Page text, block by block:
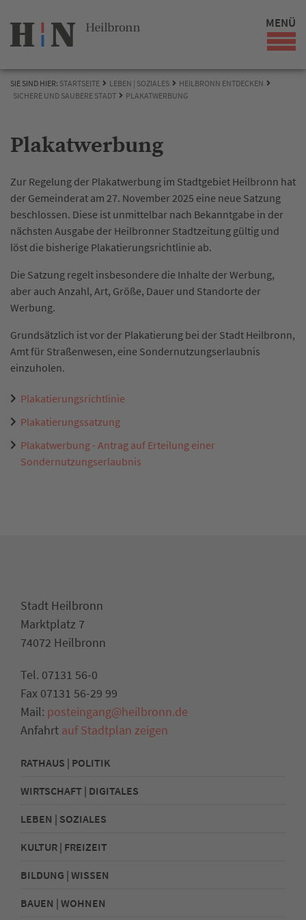
MENÜ
SIE SIND HIER: STARTSEITE LEBEN | SOZIALES
HEILBRONN ENTDECKEN
SICHERE UND SAUBERE STADT
PLAKATWERBUNG
Plakatwerbung
Zur Regelung der Plakatwerbung im Stadtgebiet Heilbronn hat
der Gemeinderat am 27. November 2025 eine neue Satzung
beschlossen. Diese ist unmittelbar nach Bekanntgabe in der
nächsten Ausgabe der Heilbronner Stadtzeitung gültig und
löst die bisherige Plakatierungsrichtlinie ab.
Die Satzung regelt insbesondere die Inhalte der Werbung,
aber auch Anzahl, Art, Größe, Dauer und Standorte der
Werbung.
Grundsätzlich ist vor der Plakatierung bei der Stadt Heilbronn,
Amt für Straßenwesen, eine Sondernutzungserlaubnis
einzuholen.
Plakatierungsrichtlinie
Plakatierungssatzung
Plakatwerbung - Antrag auf Erteilung einer
Sondernutzungserlaubnis
Stadt Heilbronn
Marktplatz 7
74072 Heilbronn
Tel. 07131 56-0
Fax 07131 56-29 99
Mail: posteingang@heilbronn.de
Anfahrt auf Stadtplan zeigen
RATHAUS | POLITIK
WIRTSCHAFT | DIGITALES
LEBEN | SOZIALES
KULTUR | FREIZEIT
BILDUNG | WISSEN
BAUEN | WOHNEN